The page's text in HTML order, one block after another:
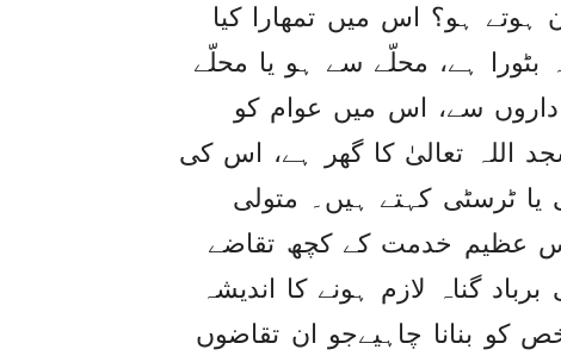
ہوتے ہو؟ اس میں تمھارا کیا
ہے، محلّے سے ہو یا محلّے
سے، اس میں عوام کو
اللہ تعالیٰ کا گھر ہے، اس کی
یا ٹرسٹی کہتے ہیں۔ متولی
عظیم خدمت کے کچھ تقاضے
گناہ لازم ہونے کا اندیشہ
بنانا چاہیےجو ان تقاضوں